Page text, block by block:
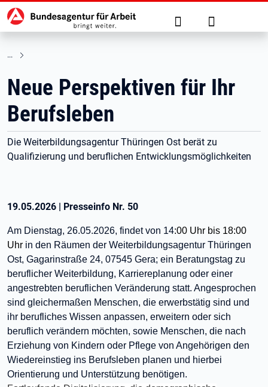
zu den Hauptinhalten springen
Hauptnavigation Suche Anmelden
Neue Perspektiven für Ihr
Berufsleben
Die Weiterbildungsagentur Thüringen Ost berät zu
Qualifizierung und beruflichen Entwicklungsmöglichkeiten
19.05.2026 | Presseinfo Nr. 50
Am Dienstag, 26.05.2026, findet von 14:00 Uhr bis 18:00
Uhr in den Räumen der Weiterbildungsagentur Thüringen
Ost, Gagarinstraße 24, 07545 Gera; ein Beratungstag zu
beruflicher Weiterbildung, Karriereplanung oder einer
angestrebten beruflichen Veränderung statt. Angesprochen
sind gleichermaßen Menschen, die erwerbstätig sind und
ihr berufliches Wissen anpassen, erweitern oder sich
beruflich verändern möchten, sowie Menschen, die nach
Erziehung von Kindern oder Pflege von Angehörigen den
Wiedereinstieg ins Berufsleben planen und hierbei
Orientierung und Unterstützung benötigen.